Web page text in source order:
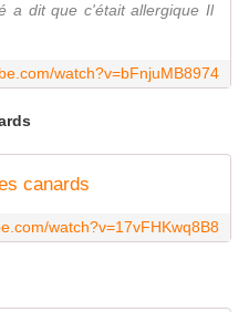
a dit que c'était allergique Il
watch?v=bFnjuMB8974
canards
watch?v=17vFHKwq8B8